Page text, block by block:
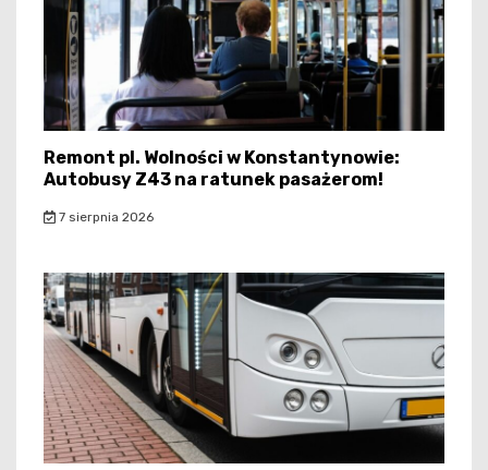
Remont pl. Wolności w Konstantynowie:
Autobusy Z43 na ratunek pasażerom!
7 sierpnia 2026